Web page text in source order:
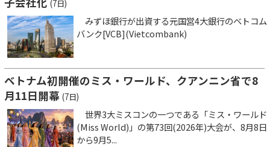
(7日)
みずほ銀行が出資する元国営4大銀行のベトコム
バンク[VCB](Vietcombank)
ベトナム初開催のミス・ワールド、クアンニン省で8
月11日開幕 (7日)
世界3大ミスコンの一つである「ミス・ワールド
(Miss World)」の第73回(2026年)大会が、8月8日
から9月5...